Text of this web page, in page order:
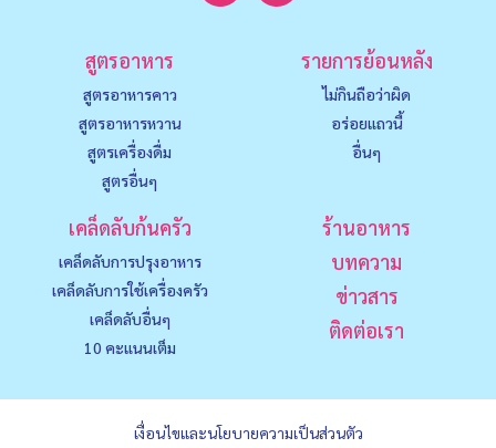
สูตรอาหาร
สูตรอาหารคาว
สูตรอาหารหวาน
สูตรเครื่องดื่ม
สูตรอื่นๆ
รายการย้อนหลัง
ไม่กินถือว่าผิด
อร่อยแถวนี้
อื่นๆ
เคล็ดลับก้นครัว
เคล็ดลับการปรุงอาหาร
เคล็ดลับการใช้เครื่องครัว
เคล็ดลับอื่นๆ
10 คะแนนเต็ม
ร้านอาหาร
บทความ
ข่าวสาร
ติดต่อเรา
เงื่อนไขและนโยบายความเป็นส่วนตัว